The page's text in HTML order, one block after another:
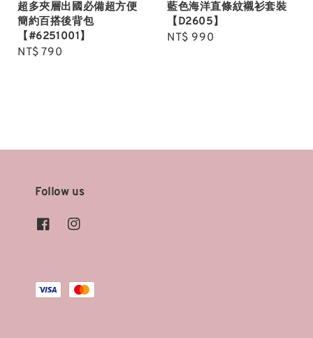
超多夾層出國必備超方便
簡約百搭後背包
【#6251001】
Regular
NT$ 790
藍色海洋直條紋襯衫套裝
【D2605】
Regular
NT$ 990
Follow us